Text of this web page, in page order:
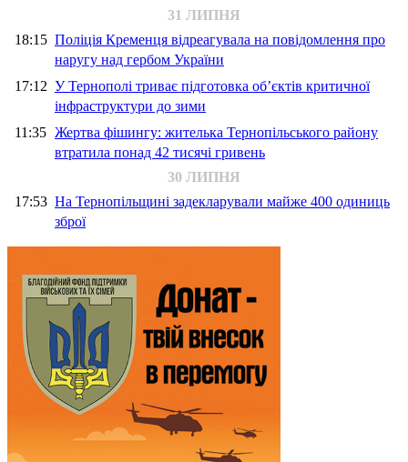
31 ЛИПНЯ
18:15 Поліція Кременця відреагувала на повідомлення про
наругу над гербом України
17:12 У Тернополі триває підготовка об’єктів критичної
інфраструктури до зими
11:35 Жертва фішингу: жителька Тернопільського району
втратила понад 42 тисячі гривень
30 ЛИПНЯ
17:53 На Тернопільщині задекларували майже 400 одиниць
зброї